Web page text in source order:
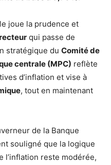
joue la prudence et
qui passe de
stratégique du Comité de
centrale (MPC) reflète
d’inflation et vise à
, tout en maintenant
de la Banque
souligné que la logique
reste modérée,